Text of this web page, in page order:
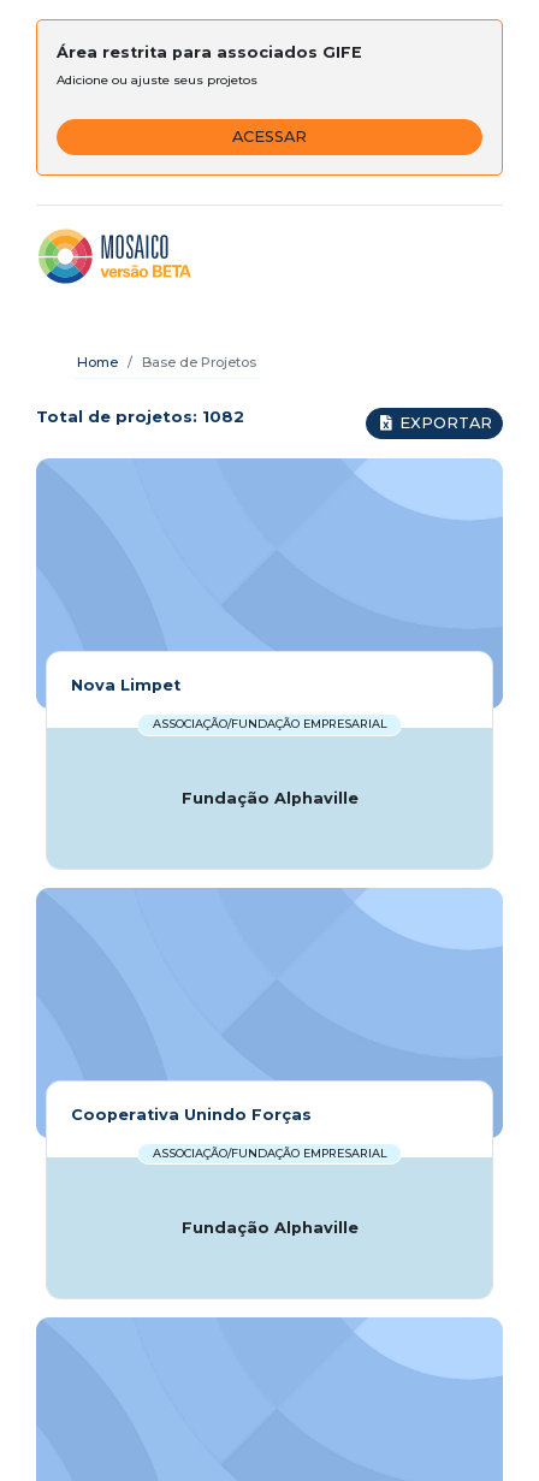
Área restrita para associados GIFE
Adicione ou ajuste seus projetos
ACESSAR
Home Base de Projetos
Total de projetos: 1082 EXPORTAR
Nova Limpet
ASSOCIAÇÃO/FUNDAÇÃO EMPRESARIAL
Fundação Alphaville
Cooperativa Unindo Forças
ASSOCIAÇÃO/FUNDAÇÃO EMPRESARIAL
Fundação Alphaville